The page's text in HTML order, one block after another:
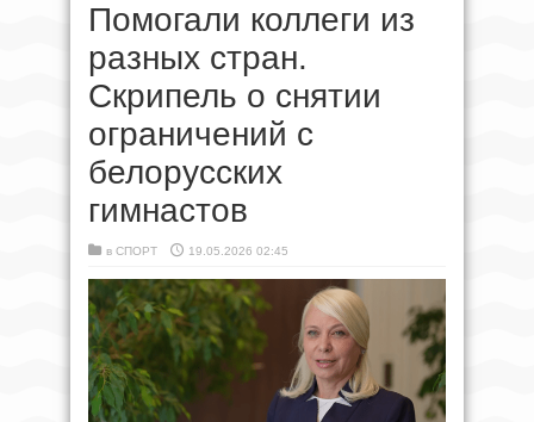
Помогали коллеги из
разных стран.
Скрипель о снятии
ограничений с
белорусских
гимнастов
в СПОРТ 19.05.2026 02:45